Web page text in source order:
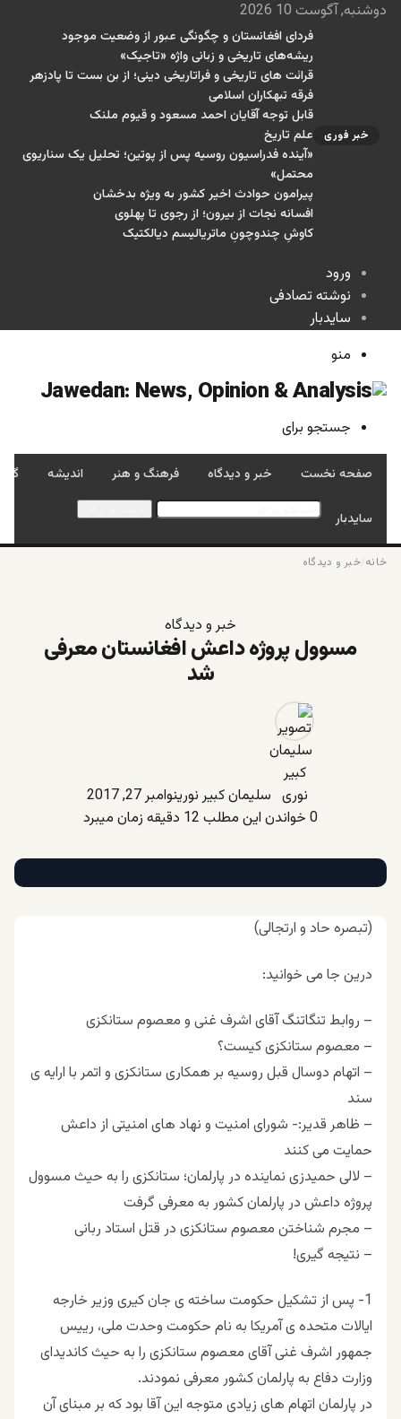
دوشنبه, آگوست 10 2026
خبر فوری
فردای افغانستان و چگونگی عبور از وضعیت موجود
ریشه‌های تاریخی و زبانی واژه «تاجیک»
قرائت های تاریخی و فراتاریخی دینی؛ از بن بست تا پادزهر
فرقه تبهکاران اسلامی
قابل توجه آقایان احمد مسعود و قیوم ملنک
علم تاریخ
«آینده فدراسیون روسیه پس از پوتین؛ تحلیل یک سناریوی
محتمل»
پیرامون حوادث اخیر کشور به ویژه بدخشان
افسانه نجات از بیرون؛ از رجوی تا پهلوی
کاوشِ چندو‌چونِ ماتریالیسم دیالکتیک
ورود
نوشته تصادفی
سایدبار
منو
جستجو برای
صفحه نخست خبر و دیدگاه فرهنگ و هنر اندیشه
سایدبار
خانه /خبر و دیدگاه
خبر و دیدگاه
مسوول پروژه داعش افغانستان معرفی
شد
سلیمان کبیر نورینوامبر 27, 2017
0 خواندن این مطلب 12 دقیقه زمان میبرد
(تبصره حاد و ارتجالی)
درین جا می خوانید:
– روابط تنگاتنگ آقای اشرف غنی و معصوم ستانکزی
– معصوم ستانکزی کیست؟
– اتهام دوسال قبل روسیه بر همکاری ستانکزی و اتمر با ارایه ی
سند
– ظاهر قدیر:- شورای امنیت و نهاد های امنیتی از داعش
حمایت می کنند
– لالی حمیدزی نماینده در پارلمان؛ ستانکزی را به حیث مسوول
پروژه داعش در پارلمان کشور به معرفی گرفت
– مجرم شناختن معصوم ستانکزی در قتل استاد ربانی
– نتیجه گیری!
1- پس از تشکیل حکومت ساخته ی جان کیری وزیر خارجه
ایالات متحده ی آمریکا به نام حکومت وحدت ملی، رییس
جمهور اشرف غنی آقای معصوم ستانکزی را به حیث کاندیدای
وزارت دفاع به پارلمان کشور معرفی نمودند.
در پارلمان اتهام های زیادی متوجه این آقا بود که بر مبنای آن